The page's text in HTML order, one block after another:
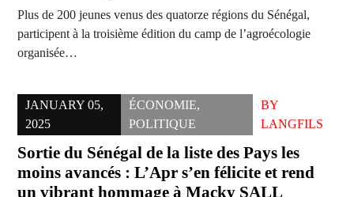
Plus de 200 jeunes venus des quatorze régions du Sénégal,
participent à la troisième édition du camp de l’agroécologie
organisée…
JANUARY 05,
2025
ÉCONOMIE,
POLITIQUE
BY
LANGFILS
Sortie du Sénégal de la liste des Pays les
moins avancés : L’Apr s’en félicite et rend
un vibrant hommage à Macky SALL